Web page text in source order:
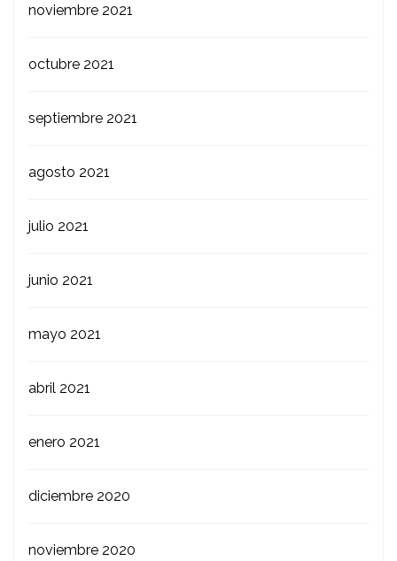
noviembre 2021
octubre 2021
septiembre 2021
agosto 2021
julio 2021
junio 2021
mayo 2021
abril 2021
enero 2021
diciembre 2020
noviembre 2020